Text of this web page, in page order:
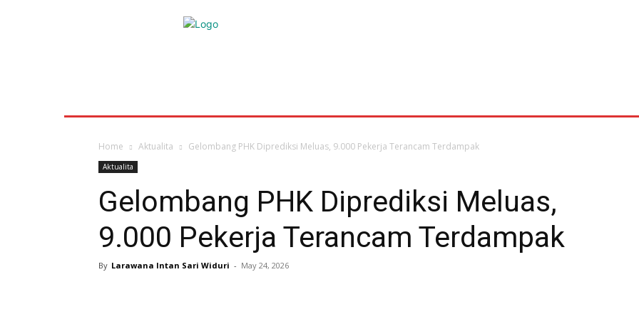
Home Aktualita Gelombang PHK Diprediksi Meluas, 9.000 Pekerja Terancam Terdampak
Aktualita
Gelombang PHK Diprediksi Meluas,
9.000 Pekerja Terancam Terdampak
By Larawana Intan Sari Widuri - May 24, 2026